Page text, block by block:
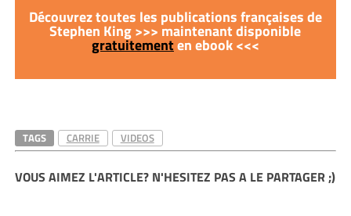
Découvrez toutes les publications françaises de
Stephen King >>> maintenant disponible
gratuitementen ebook <<<
TAGS CARRIE VIDEOS
VOUS AIMEZ L'ARTICLE? N'HESITEZ PAS A LE PARTAGER ;)